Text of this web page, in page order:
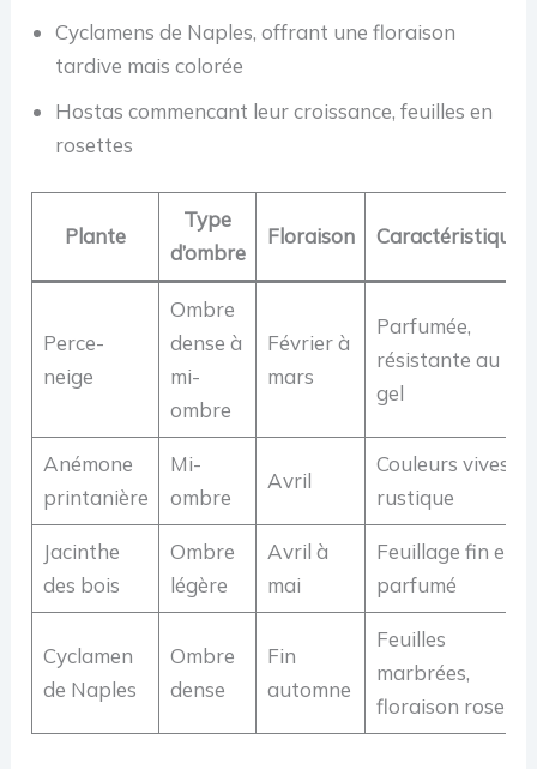
Cyclamens de Naples, offrant une floraison
tardive mais colorée
Hostas commencant leur croissance, feuilles en
rosettes
Plante
Type
d’ombre
Floraison Caractéristiques
Perce-
neige
Ombre
dense à
mi-
ombre
Février à
mars
Parfumée,
résistante au
gel
Anémone
printanière
Mi-
ombre
Avril
Couleurs vives,
rustique
Jacinthe
des bois
Ombre
légère
Avril à
mai
Feuillage fin et
parfumé
Cyclamen
de Naples
Ombre
dense
Fin
automne
Feuilles
marbrées,
floraison rose